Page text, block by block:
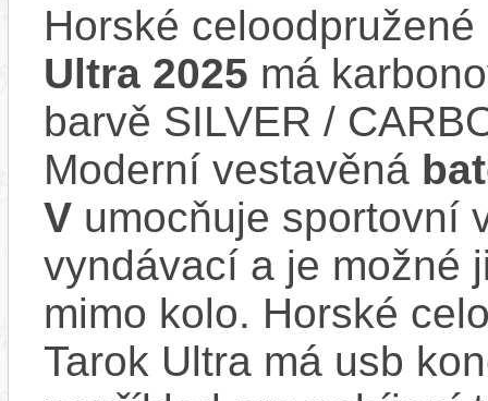
Horské
Ultra 2025 má
barvě SILVER /
Moderní vestavěná
V umocňuje sportovní
vyndávací a je možné
mimo kolo. Horské
Tarok Ultra má usb